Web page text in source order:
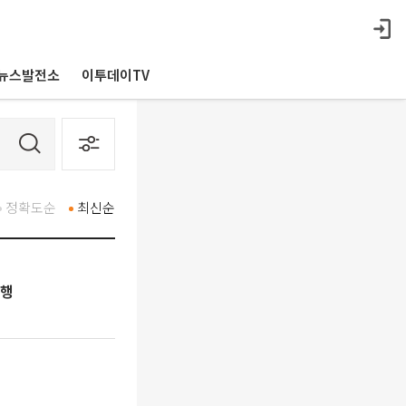
스발전소 이투데이TV
최신순
정확도순